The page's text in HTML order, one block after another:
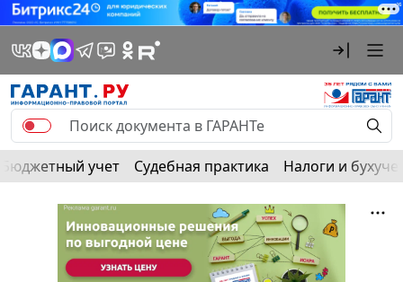
Бюджетный учет Судебная практика Налоги и